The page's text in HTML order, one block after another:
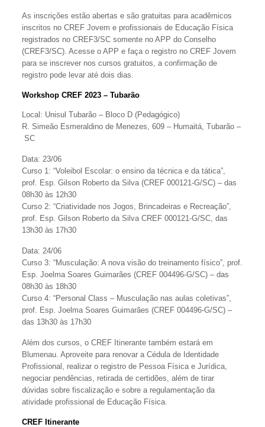
As inscrições estão abertas e são gratuitas para acadêmicos
inscritos no CREF Jovem e profissionais de Educação Física
registrados no CREF3/SC somente no APP do Conselho
(CREF3/SC). Acesse o APP e faça o registro no CREF Jovem
para se inscrever nos cursos gratuitos, a confirmação de
registro pode levar até dois dias.
Workshop CREF 2023 – Tubarão
Local: Unisul Tubarão – Bloco D (Pedagógico)
R. Simeão Esmeraldino de Menezes, 609 – Humaitá, Tubarão –
SC
Data: 23/06
Curso 1: “Voleibol Escolar: o ensino da técnica e da tática”,
prof. Esp. Gilson Roberto da Silva (CREF 000121-G/SC) – das
08h30 às 12h30
Curso 2: “Criatividade nos Jogos, Brincadeiras e Recreação”,
prof. Esp. Gilson Roberto da Silva CREF 000121-G/SC, das
13h30 às 17h30
Data: 24/06
Curso 3: “Musculação: A nova visão do treinamento físico”, prof.
Esp. Joelma Soares Guimarães (CREF 004496-G/SC) – das
08h30 às 18h30
Curso 4: “Personal Class – Musculação nas aulas coletivas”,
prof. Esp. Joelma Soares Guimarães (CREF 004496-G/SC) –
das 13h30 às 17h30
Além dos cursos, o CREF Itinerante também estará em
Blumenau. Aproveite para renovar a Cédula de Identidade
Profissional, realizar o registro de Pessoa Física e Jurídica,
negociar pendências, retirada de certidões, além de tirar
dúvidas sobre fiscalização e sobre a regulamentação da
atividade profissional de Educação Física.
CREF Itinerante